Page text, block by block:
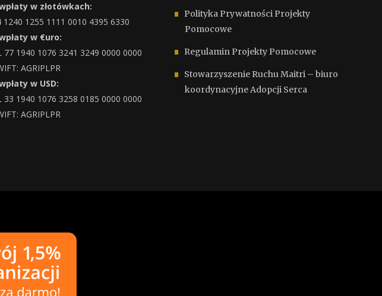
w złotówkach:
1240 1255 1111 0010 4395 6330
w €uro:
77 1940 1076 3241 3249 0000 0000
AGRIPLPR
w USD:
33 1940 1076 3258 0185 0000 0000
AGRIPLPR
Polityka Prywatności Projekty
Pomocowe
Regulamin Projekty Pomocowe
Stowarzyszenie Ruchu Maitri – biuro
koordynacyjne Adopcji Serca